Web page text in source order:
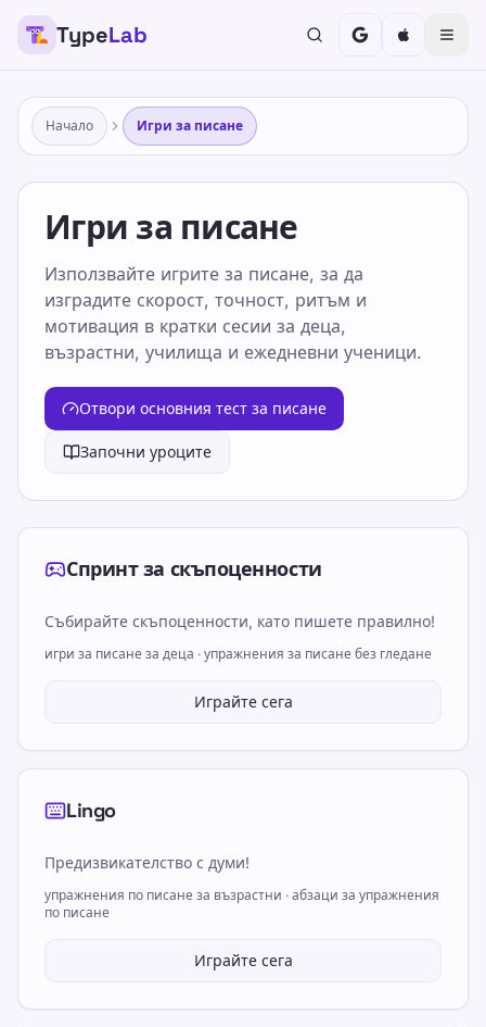
TypeLab
Начало Игри за писане
Игри за писане
Използвайте игрите за писане, за да
изградите скорост, точност, ритъм и
мотивация в кратки сесии за деца,
възрастни, училища и ежедневни ученици.
Отвори основния тест за писане
Започни уроците
Спринт за скъпоценности
Събирайте скъпоценности, като пишете правилно!
игри за писане за деца · упражнения за писане без гледане
Играйте сега
Lingo
Предизвикателство с думи!
упражнения по писане за възрастни · абзаци за упражнения
по писане
Играйте сега